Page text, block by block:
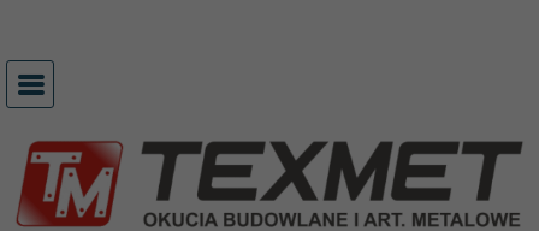
treści